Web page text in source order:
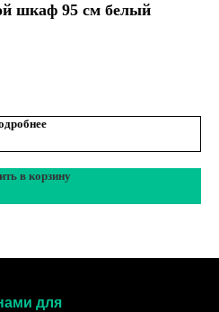
шкаф 95 см белый
в корзину
для